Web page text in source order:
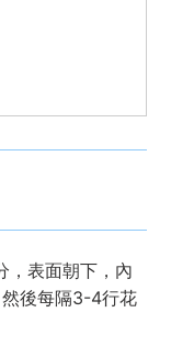
，表面朝下，內
後每隔3-4行花